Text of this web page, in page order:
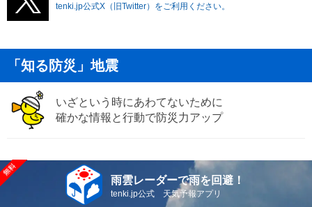
tenki.jp公式X（旧Twitter）をご利用ください。
「知る防災」地震
いざという時にあわてないために
確かな情報と行動で防災力アップ
雨雲レーダーで雨を回避！
tenki.jp公式 天気予報アプリ